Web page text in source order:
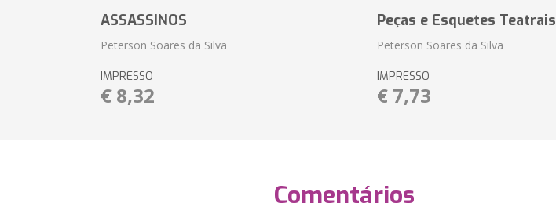
ASSASSINOS
Peterson Soares da Silva
IMPRESSO
€ 8,32
Peças e Esquetes Teatrais
Peterson Soares da Silva
IMPRESSO
€ 7,73
Comentários